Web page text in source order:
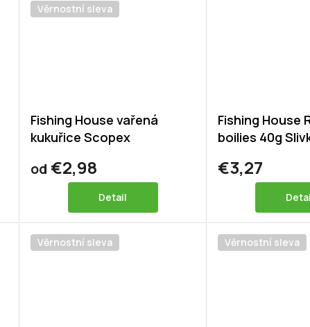
Věrnostní sleva
Fishing House vařená
kukuřice Scopex
od €2,98
Detail
Fishing House
boilies 40g
€3,27
Věrnostní sleva Věrnostní sleva